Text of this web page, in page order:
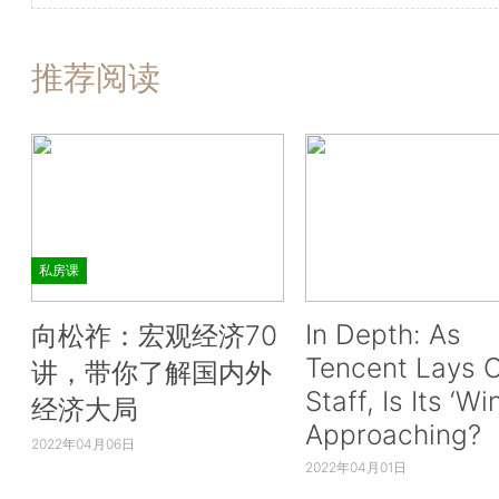
推荐阅读
私房课
向松祚：宏观经济70
讲，带你了解国内外
经济大局
2022年04月06日
In Depth: As
Tencent Lays
Staff, Is Its
Approaching?
2022年04月01日